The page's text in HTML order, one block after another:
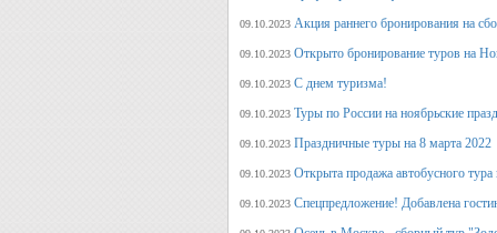
09.10.2023 Акция раннего бронирования на
09.10.2023 Открыто бронирование туров на
09.10.2023 С днем туризма!
09.10.2023 Туры по России на ноябрьские
09.10.2023 Праздничные туры на 8 марта 2022
09.10.2023 Открыта продажа автобусного
09.10.2023 Спецпредложение! Добавлена